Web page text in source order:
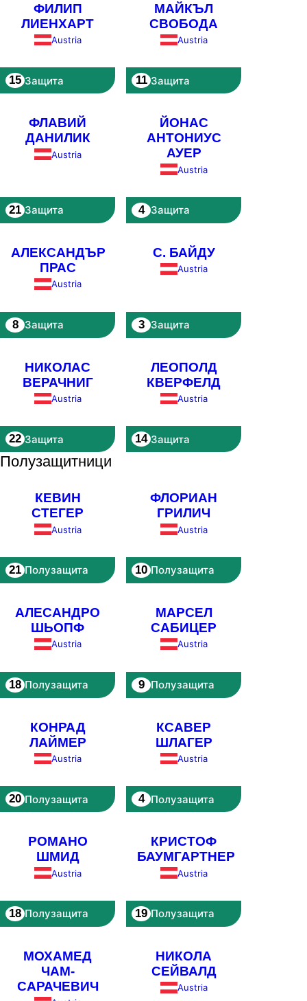
ФИЛИП
ЛИЕНХАРТ
Austria
15 Защита
МАЙКЪЛ
СВОБОДА
Austria
11 Защита
ФЛАВИЙ
ДАНИЛИК
Austria
21 Защита
ЙОНАС
АНТОНИУС
АУЕР
Austria
4 Защита
АЛЕКСАНДЪР
ПРАС
Austria
8 Защита
С. БАЙДУ
Austria
3 Защита
НИКОЛАС
ВЕРАЧНИГ
Austria
22 Защита
ЛЕОПОЛД
КВЕРФЕЛД
Austria
14 Защита
Полузащитници
КЕВИН
СТЕГЕР
Austria
21 Полузащита
ФЛОРИАН
ГРИЛИЧ
Austria
10 Полузащита
АЛЕСАНДРО
ШЬОПФ
Austria
18 Полузащита
МАРСЕЛ
САБИЦЕР
Austria
9 Полузащита
КОНРАД
ЛАЙМЕР
Austria
20 Полузащита
КСАВЕР
ШЛАГЕР
Austria
4 Полузащита
РОМАНО
ШМИД
Austria
18 Полузащита
КРИСТОФ
БАУМГАРТНЕР
Austria
19 Полузащита
МОХАМЕД
ЧАМ-
САРАЧЕВИЧ
НИКОЛА
СЕЙВАЛД
Austria